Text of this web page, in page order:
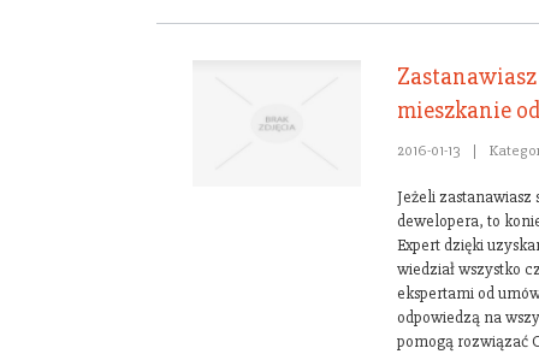
mieszkanie
2016-01-13 |
Jeżeli zastanawiasz
dewelopera, to
Expert dzięki
wiedział wszystko
ekspertami od
odpowiedzą na
pomogą rozwiązać